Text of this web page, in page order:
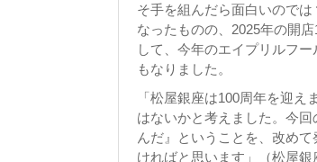
そ手を組んだら面白いので
なったものの、2025年の開
して、今年のエイプリルフ
もなりました。
「松屋銀座は100周年を迎
はないかと考えました。今
んだ』ということを、改め
ければと思います」（松屋銀